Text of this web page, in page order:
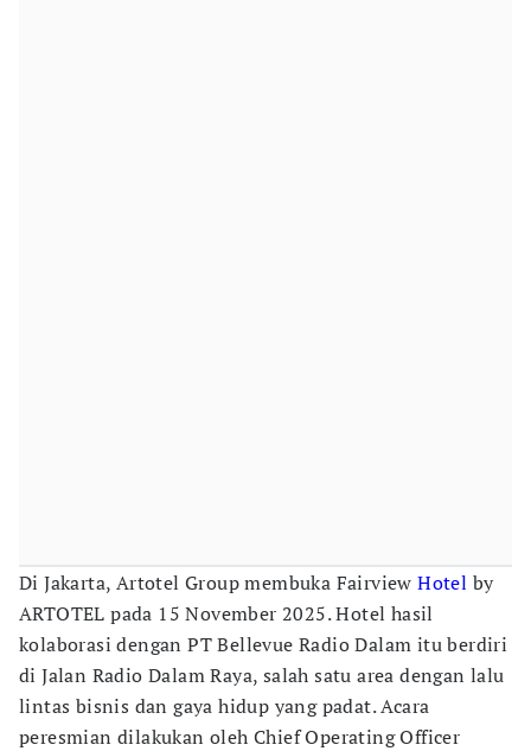
Di Jakarta, Artotel Group membuka FairviewHotel by
ARTOTEL pada 15 November 2025. Hotel hasil
kolaborasi dengan PT Bellevue Radio Dalam itu berdiri
di Jalan Radio Dalam Raya, salah satu area dengan lalu
lintas bisnis dan gaya hidup yang padat. Acara
peresmian dilakukan oleh Chief Operating Officer